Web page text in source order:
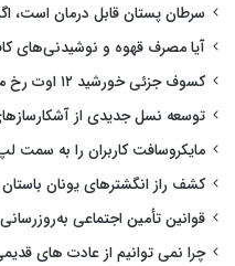
سرطان پستان قابل درمان است،
آیا مصرف قهوه و نوشیدنی‌های
کسوف جزئی خورشید ۱۲ اوت رخ می‌دهد
توسعه نسل جدیدی از
مایکروسافت کاربران را به
کشف راز انگشترهای یونان باستان
قوانین تأمین اجتماعی
چرا نمی توانیم از عادت های